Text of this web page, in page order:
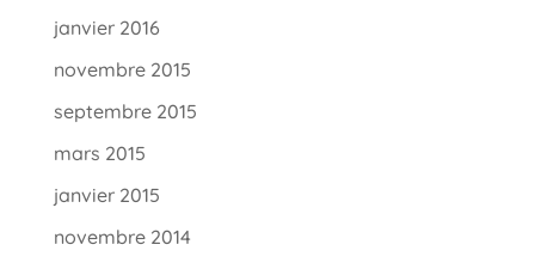
janvier 2016
novembre 2015
septembre 2015
mars 2015
janvier 2015
novembre 2014